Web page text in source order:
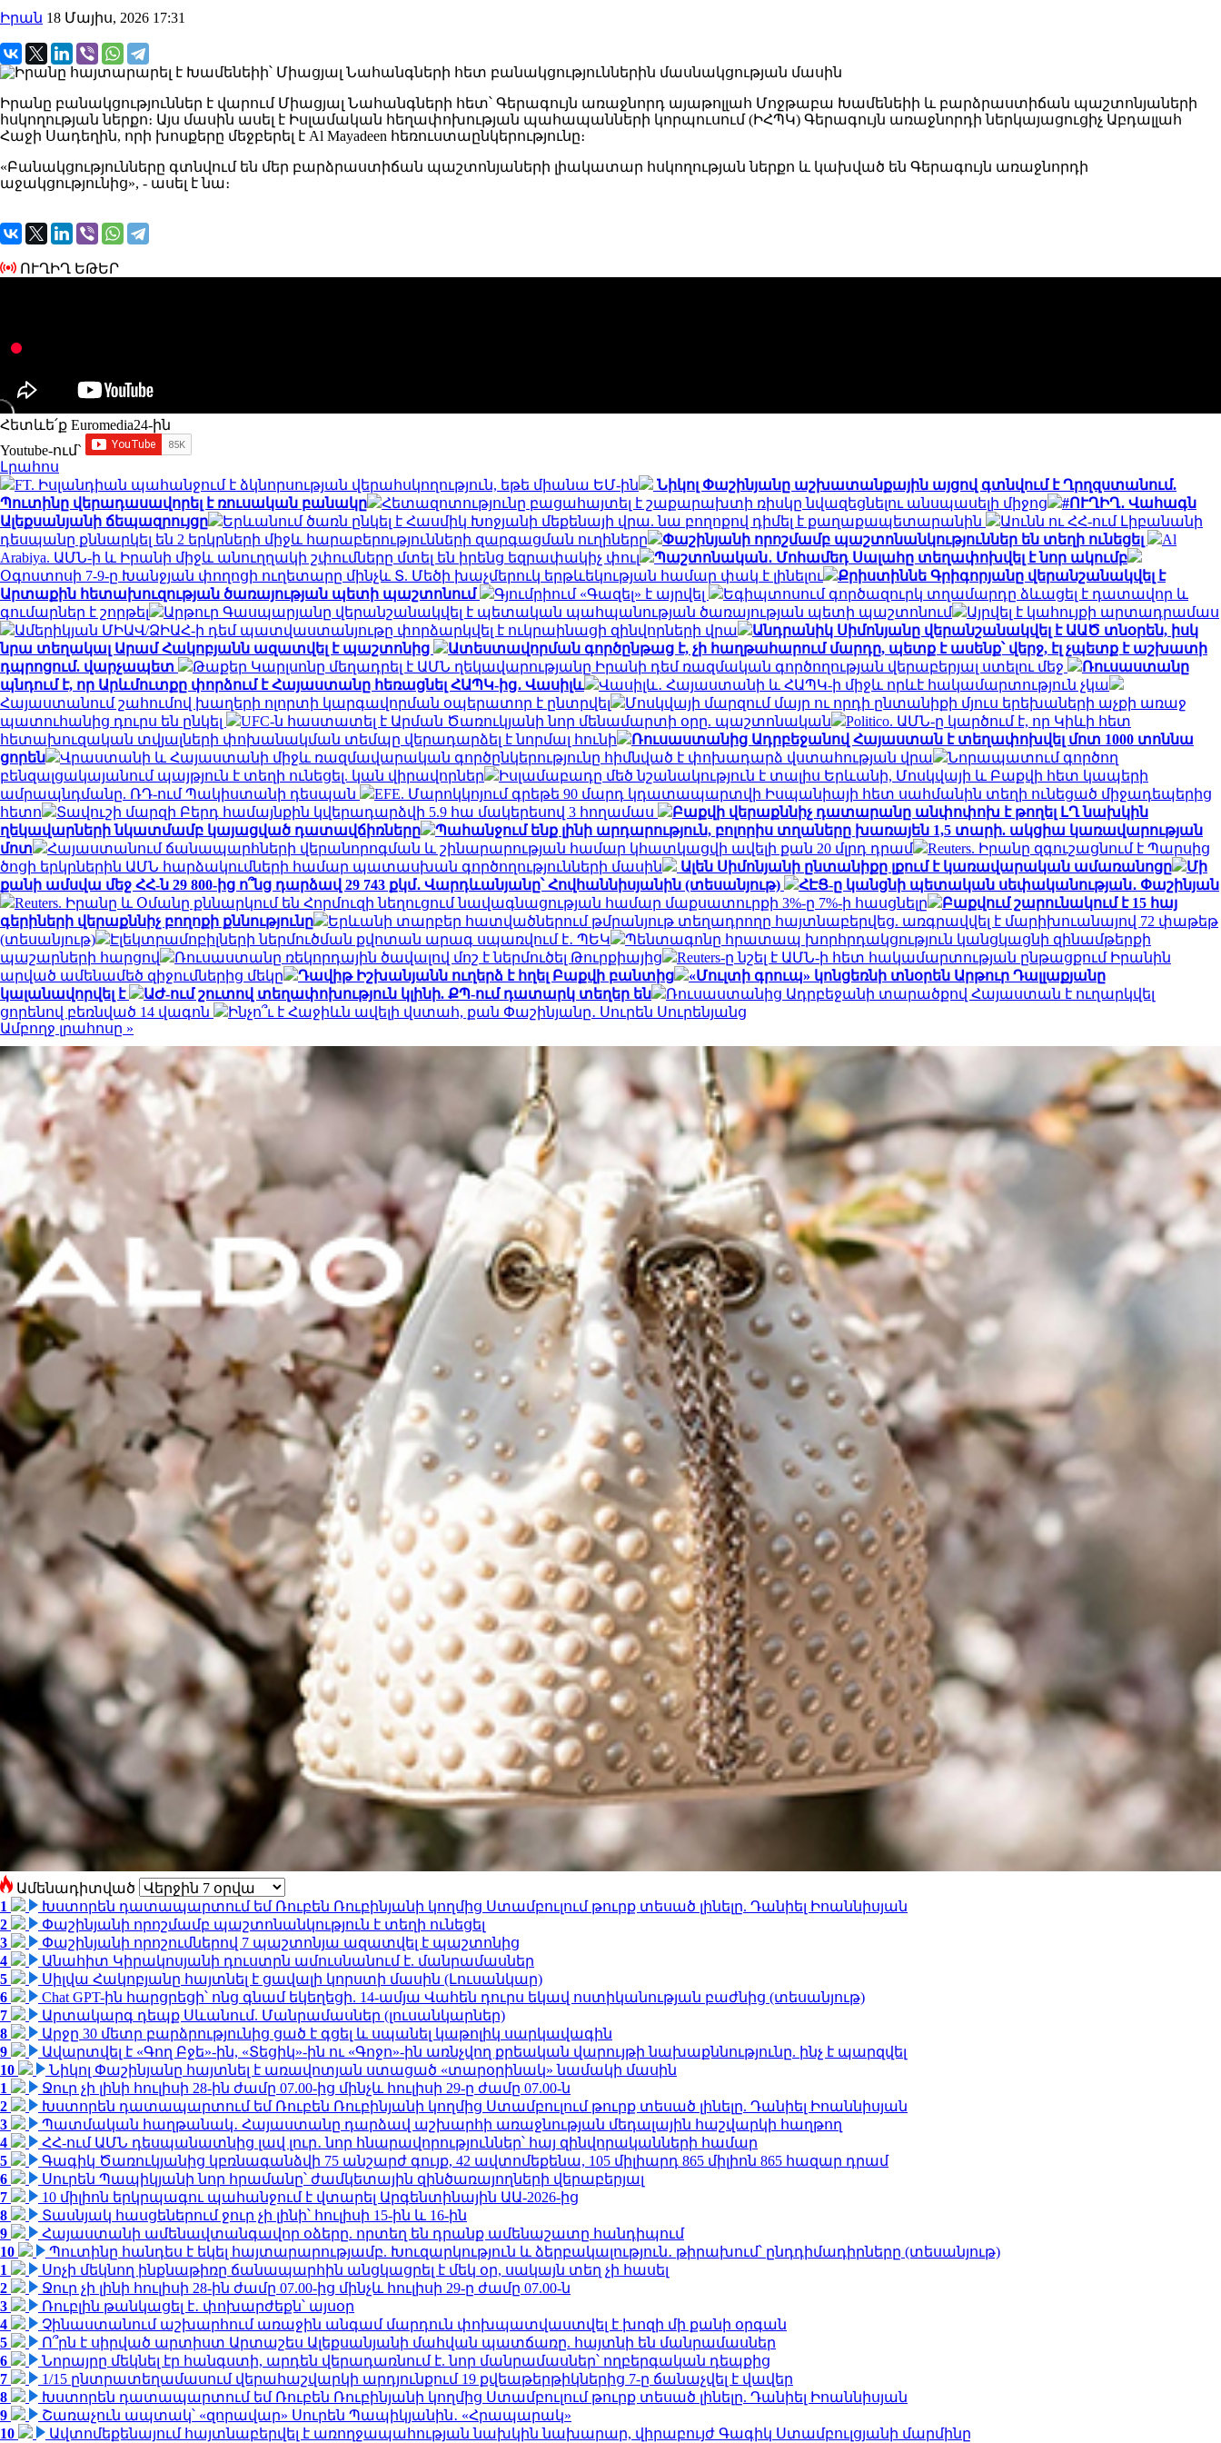
Իրան 18 Մայիս, 2026 17:31
Իրանը բանակցություններ է վարում Միացյալ Նահանգների հետ՝ Գերագույն առաջնորդ այաթոլլահ Մոջթաբա Խամենեիի և բարձրաստիճան պաշտոնյաների
հսկողության ներքո։ Այս մասին ասել է Իսլամական հեղափոխության պահապանների կորպուսում (ԻՀՊԿ) Գերագույն առաջնորդի ներկայացուցիչ Աբդալլահ
Հաջի Սադեղին, որի խոսքերը մեջբերել է Al Mayadeen հեռուստաընկերությունը։
«Բանակցությունները գտնվում են մեր բարձրաստիճան պաշտոնյաների լիակատար հսկողության ներքո և կախված են Գերագույն առաջնորդի
աջակցությունից», - ասել է նա։
ՈՒՂԻՂ ԵԹԵՐ
Հետևե՛ք Euromedia24-ին
Youtube-ում`
Լրահոս
FT. Իսլանդիան պահանջում է ձկնորսության վերահսկողություն, եթե միանա ԵՄ-ին
Նիկոլ Փաշինյանը աշխատանքային այցով գտնվում է Ղրղզստանում.
Պուտինը վերադասավորել է ռուսական բանակը
Հետազոտությունը բացահայտել է շաքարախտի ռիսկը նվազեցնելու անսպասելի միջոց
#ՈՒՂԻՂ․ Վահագն
Ալեքսանյանի ճեպազրույցը
Երևանում ծառն ընկել է Հասմիկ Խոջյանի մեքենայի վրա. նա բողոքով դիմել է քաղաքապետարանին
Աունն ու ՀՀ-ում Լիբանանի
դեսպանը քննարկել են 2 երկրների միջև հարաբերությունների զարգացման ուղիները
Փաշինյանի որոշմամբ պաշտոնանկություններ են տեղի ունեցել
Al
Arabiya. ԱՄՆ-ի և Իրանի միջև անուղղակի շփումները մտել են իրենց եզրափակիչ փուլ
Պաշտոնական․ Մոհամեդ Սալահը տեղափոխվել է նոր ակումբ
Օգոստոսի 7-9-ը Խանջյան փողոցի ուղետարը մինչև Տ. Մեծի խաչմերուկ երթևեկության համար փակ է լինելու
Քրիստիննե Գրիգորյանը վերանշանակվել է
Արտաքին հետախուզության ծառայության պետի պաշտոնում
Գյումրիում «Գազել» է այրվել
Եգիպտոսում գործազուրկ տղամարդը ձևացել է դատավոր և
գումարներ է շորթել
Արթուր Գասպարյանը վերանշանակվել է պետական պահպանության ծառայության պետի պաշտոնում
Այրվել է կահույքի արտադրամաս
Ամերիկյան ՄԻԱՎ/ՁԻԱՀ-ի դեմ պատվաստանյութը փորձարկվել է ուկրաինացի զինվորների վրա
Անդրանիկ Սիմոնյանը վերանշանակվել է ԱԱԾ տնօրեն, իսկ
նրա տեղակալ Արամ Հակոբյանն ազատվել է պաշտոնից
Ատեստավորման գործընթաց է, չի հաղթահարում մարդը, պետք է ասենք՝ վերջ, էլ չպետք է աշխատի
դպրոցում. վարչապետ
Թաքեր Կարլսոնը մեղադրել է ԱՄՆ ղեկավարությանը Իրանի դեմ ռազմական գործողության վերաբերյալ ստելու մեջ
Ռուսաստանը
պնդում է, որ Արևմուտքը փորձում է Հայաստանը հեռացնել ՀԱՊԿ-ից․ Վասիլև
Վասիլև․ Հայաստանի և ՀԱՊԿ-ի միջև որևէ հակամարտություն չկա
Հայաստանում շահումով խաղերի ոլորտի կարգավորման օպերատոր է ընտրվել
Մոսկվայի մարզում մայր ու որդի ընտանիքի մյուս երեխաների աչքի առաջ
պատուհանից դուրս են ընկել
UFC-ն հաստատել է Արման Ծառուկյանի նոր մենամարտի օրը. պաշտոնական
Politico. ԱՄՆ-ը կարծում է, որ Կիևի հետ
հետախուզական տվյալների փոխանակման տեմպը վերադարձել է նորմալ հունի
Ռուսաստանից Ադրբեջանով Հայաստան է տեղափոխվել մոտ 1000 տոննա
ցորեն
Վրաստանի և Հայաստանի միջև ռազմավարական գործընկերությունը հիմնված է փոխադարձ վստահության վրա
Նորապատում գործող
բենզալցակայանում պայթյուն է տեղի ունեցել. կան վիրավորներ
Իսլամաբադը մեծ նշանակություն է տալիս Երևանի, Մոսկվայի և Բաքվի հետ կապերի
ամրապնդմանը. ՌԴ-ում Պակիստանի դեսպան
EFE. Մարոկկոյում գրեթե 90 մարդ կդատապարտվի Իսպանիայի հետ սահմանին տեղի ունեցած միջադեպերից
հետո
Տավուշի մարզի Բերդ համայնքին կվերադարձվի 5.9 հա մակերեսով 3 հողամաս
Բաքվի վերաքննիչ դատարանը անփոփոխ է թողել ԼՂ նախկին
ղեկավարների նկատմամբ կայացված դատավճիռները
Պահանջում ենք լինի արդարություն, բոլորիս տղաները խառայեն 1,5 տարի. ակցիա կառավարության
մոտ
Հայաստանում ճանապարհների վերանորոգման և շինարարության համար կհատկացվի ավելի քան 20 մլրդ դրամ
Reuters. Իրանը զգուշացնում է Պարսից
ծոցի երկրներին ԱՄՆ հարձակումների համար պատասխան գործողությունների մասին
Ալեն Սիմոնյանի ընտանիքը լքում է կառավարական ամառանոցը
Մի
քանի ամսվա մեջ ՀՀ-ն 29 800-ից ո՞նց դարձավ 29 743 քկմ․ Վարդևանյանը՝ Հովհաննիսյանին (տեսանյութ)
ՀԷՑ-ը կանցնի պետական սեփականության․ Փաշինյան
Reuters. Իրանը և Օմանը քննարկում են Հորմուզի նեղուցում նավագնացության համար մաքսատուրքի 3%-ը 7%-ի հասցնելը
Բաքվում շարունակում է 15 հայ
գերիների վերաքննիչ բողոքի քննությունը
Երևանի տարբեր հատվածներում թմրանյութ տեղադրողը հայտնաբերվեց. առգրավվել է մարիխուանայով 72 փաթեթ
(տեսանյութ)
Էլեկտրամոբիլների ներմուծման քվոտան արագ սպառվում է․ ՊԵԿ
Պենտագոնը հրատապ խորհրդակցություն կանցկացնի զինամթերքի
պաշարների հարցով
Ռուսաստանը ռեկորդային ծավալով մոշ է ներմուծել Թուրքիայից
Reuters-ը նշել է ԱՄՆ-ի հետ հակամարտության ընթացքում Իրանին
արված ամենամեծ զիջումներից մեկը
Դավիթ Իշխանյանն ուղերձ է հղել Բաքվի բանտից
«Մուլտի գրուպ» կոնցեռնի տնօրեն Արթուր Դալլաքյանը
կալանավորվել է
ԱԺ-ում շուտով տեղափոխություն կլինի. ՔՊ-ում դատարկ տեղեր են
Ռուսաստանից Ադրբեջանի տարածքով Հայաստան է ուղարկվել
ցորենով բեռնված 14 վագոն
Ինչո՞ւ է Հաջիևն ավելի վստահ, քան Փաշինյանը․ Սուրեն Սուրենյանց
Ամբողջ լրահոսը »
Ամենադիտված
1
Խստորեն դատապարտում եմ Ռուբեն Ռուբինյանի կողմից Ստամբուլում թուրք տեսած լինելը. Դանիել Իոաննիսյան
2
Փաշինյանի որոշմամբ պաշտոնանկություն է տեղի ունեցել
3
Փաշինյանի որոշումներով 7 պաշտոնյա ազատվել է պաշտոնից
4
Անահիտ Կիրակոսյանի դուստրն ամուսնանում է. մանրամասներ
5
Սիլվա Հակոբյանը հայտնել է ցավալի կորստի մասին (Լուսանկար)
6
Chat GPT-ին հարցրեցի՝ ոնց գնամ եկեղեցի. 14-ամյա Վահեն դուրս եկավ ոստիկանության բաժնից (տեսանյութ)
7
Արտակարգ դեպք Սևանում. Մանրամասներ (լուսանկարներ)
8
Արջը 30 մետր բարձրությունից ցած է գցել և սպանել կաթոլիկ սարկավագին
9
Ավարտվել է «Գող Բջե»-ին, «Տեցիկ»-ին ու «Գոջո»-ին առնչվող քրեական վարույթի նախաքննությունը. ինչ է պարզվել
10
Նիկոլ Փաշինյանը հայտնել է առավոտյան ստացած «տարօրինակ» նամակի մասին
1
Ջուր չի լինի հուլիսի 28-ին ժամը 07.00-ից մինչև հուլիսի 29-ը ժամը 07.00-ն
2
Խստորեն դատապարտում եմ Ռուբեն Ռուբինյանի կողմից Ստամբուլում թուրք տեսած լինելը. Դանիել Իոաննիսյան
3
Պատմական հաղթանակ․ Հայաստանը դարձավ աշխարհի առաջնության մեդալային հաշվարկի հաղթող
4
ՀՀ-ում ԱՄՆ դեսպանատնից լավ լուր․ նոր հնարավորություններ՝ հայ զինվորականների համար
5
Գագիկ Ծառուկյանից կբռնագանձվի 75 անշարժ գույք, 42 ավտոմեքենա, 105 միլիարդ 865 միլիոն 865 հազար դրամ
6
Սուրեն Պապիկյանի նոր հրամանը՝ ժամկետային զինծառայողների վերաբերյալ
7
10 միլիոն երկրպագու պահանջում է վտարել Արգենտինային ԱԱ-2026-ից
8
Տասնյակ հասցեներում ջուր չի լինի՝ հուլիսի 15-ին և 16-ին
9
Հայաստանի ամենավտանգավոր օձերը. որտեղ են դրանք ամենաշատը հանդիպում
10
Պուտինը հանդես է եկել հայտարարությամբ. Խուզարկություն և ձերբակալություն․ թիրախում՝ ընդդիմադիրները (տեսանյութ)
1
Սոչի մեկնող ինքնաթիռը ճանապարհին անցկացրել է մեկ օր, սակայն տեղ չի հասել
2
Ջուր չի լինի հուլիսի 28-ին ժամը 07.00-ից մինչև հուլիսի 29-ը ժամը 07.00-ն
3
Ռուբլին թանկացել է․ փոխարժեքն՝ այսօր
4
Չինաստանում աշխարհում առաջին անգամ մարդուն փոխպատվաստվել է խոզի մի քանի օրգան
5
Ո՞րն է սիրված արտիստ Արտաշես Ալեքսանյանի մահվան պատճառը. հայտնի են մանրամասներ
6
Նորայրը մեկնել էր հանգստի, արդեն վերադառնում է. նոր մանրամասներ՝ ողբերգական դեպքից
7
1/15 ընտրատեղամասում վերահաշվարկի արդյունքում 19 քվեաթերթիկներից 7-ը ճանաչվել է վավեր
8
Խստորեն դատապարտում եմ Ռուբեն Ռուբինյանի կողմից Ստամբուլում թուրք տեսած լինելը. Դանիել Իոաննիսյան
9
Շառաչուն ապտակ՝ «զորավար» Սուրեն Պապիկյանին․ «Հրապարակ»
10
Ավտոմեքենայում հայտնաբերվել է առողջապահության նախկին նախարար, վիրաբույժ Գագիկ Ստամբուլցյանի մարմինը